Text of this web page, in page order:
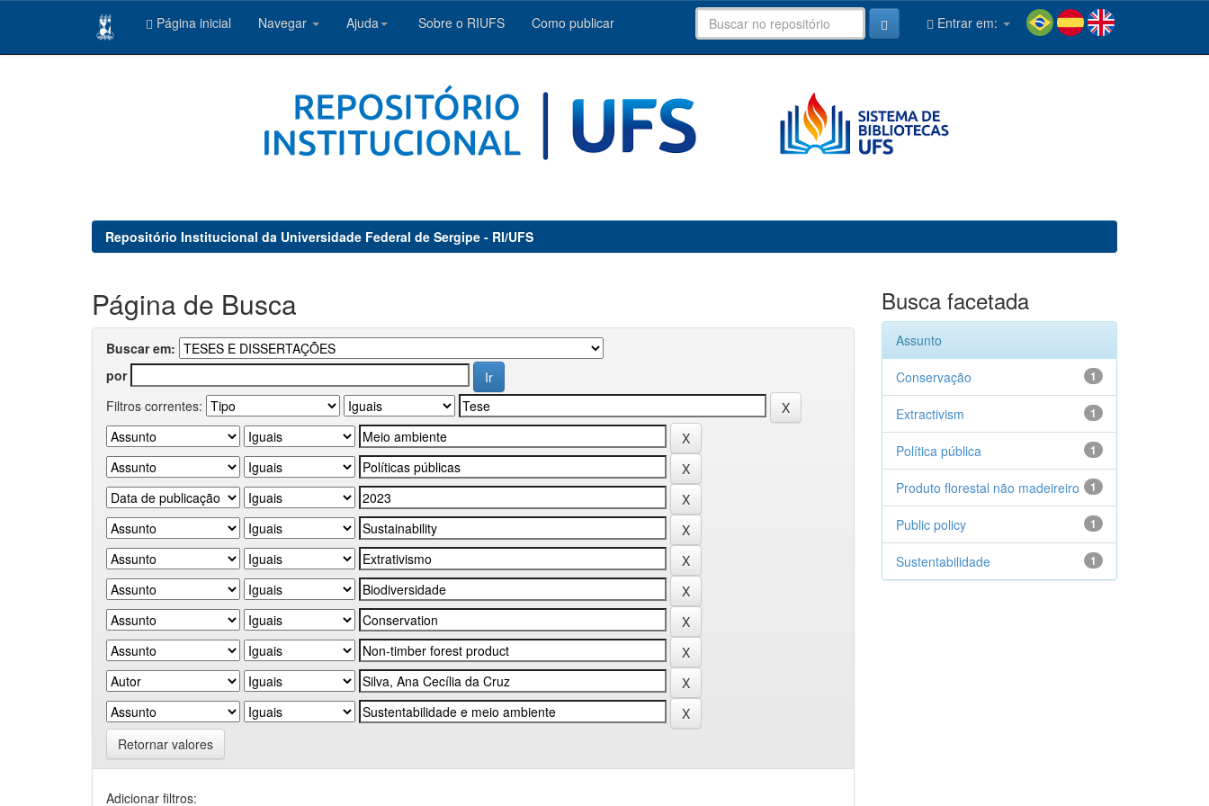
Página inicial Navegar Ajuda Sobre o RIUFS Como publicar Entrar em:
Repositório Institucional da Universidade Federal de Sergipe - RI/UFS
Página de Busca
Buscar em:
por
Filtros correntes:
Retornar valores
Adicionar filtros:
Busca facetada
Assunto
1
Conservação
1
Extractivism
1
Política pública
1
Produto florestal não madeireiro
1
Public policy
1
Sustentabilidade